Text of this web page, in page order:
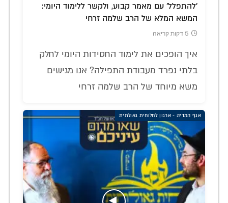
'להתפלל' עם מאמר קבוע, ולקשר ללימוד היומי:
המשא המלא של הרב שלמה זרחי
5 דקות קריאה
איך הופכים את לימוד החסידות היומי לחלק
בלתי נפרד מעבודת התפילה? אנו מגישים
משא מיוחד של הרב שלמה זרחי
אגף המדיה - ארגון לחלוחית גאולתית